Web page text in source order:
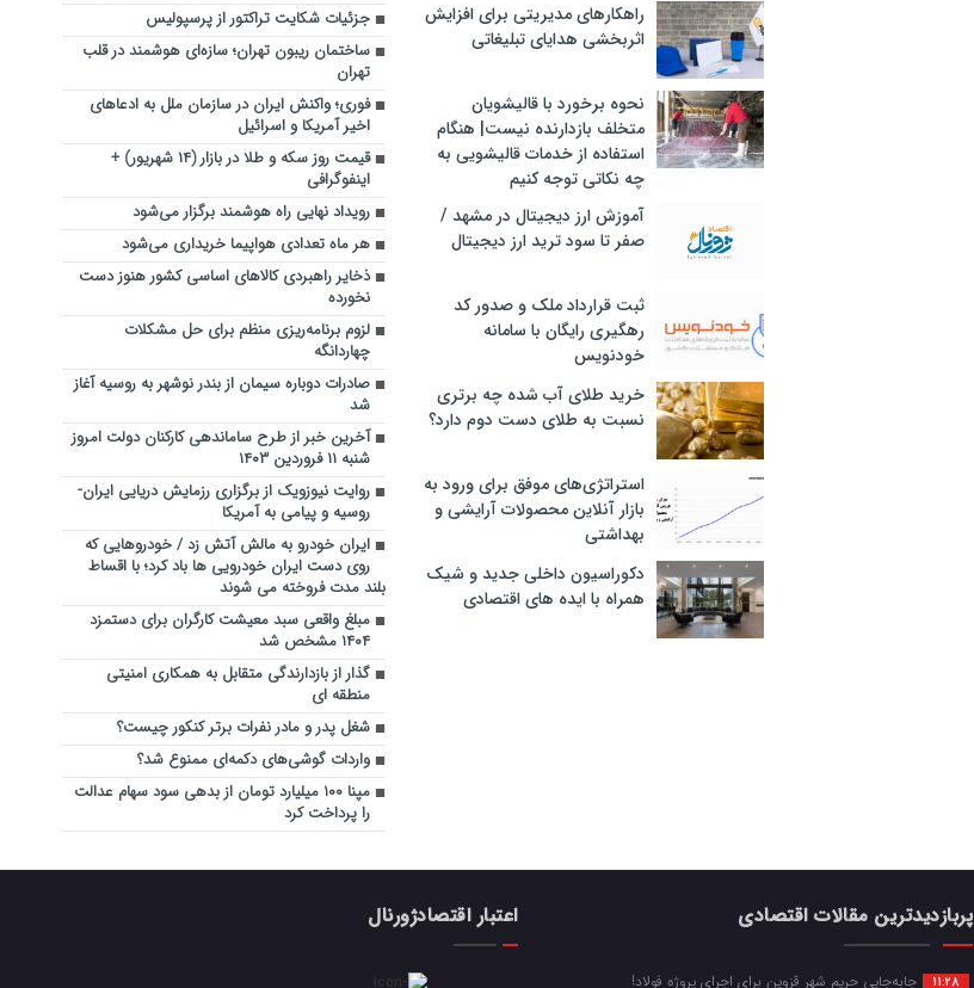
راهکارهای مدیریتی برای افزایش
اثربخشی هدایای تبلیغاتی
نحوه برخورد با قالیشویان
متخلف بازدارنده نیست| هنگام
استفاده از خدمات قالیشویی به
چه نکاتی توجه کنیم
آموزش ارز دیجیتال در مشهد /
صفر تا سود ترید ارز دیجیتال
ثبت قرارداد ملک و صدور کد
رهگیری رایگان با سامانه
خودنویس
خرید طلای آب شده چه برتری
نسبت به طلای دست دوم دارد؟
استراتژی‌های موفق برای ورود به
بازار آنلاین محصولات آرایشی و
بهداشتی
دکوراسیون داخلی جدید و شیک
همراه با ایده های اقتصادی
جزئیات شکایت تراکتور از پرسپولیس
ساختمان ریبون تهران؛ سازه‌ای هوشمند در قلب
تهران
فوری؛ واکنش ایران در سازمان ملل به ادعاهای
اخیر آمریکا و اسرائیل
قیمت روز سکه و طلا در بازار (۱۴ شهریور) +
اینفوگرافی
رویداد نهایی راه هوشمند برگزار می‌شود
هر ماه تعدادی هواپیما خریداری می‌شود
ذخایر راهبردی کالاهای اساسی کشور هنوز دست
نخورده
لزوم برنامه‌ریزی منظم برای حل مشکلات
چهاردانگه
صادرات دوباره سیمان از بندر نوشهر به روسیه آغاز
شد
آخرین خبر از طرح ساماندهی کارکنان دولت امروز
شنبه ۱۱ فروردین ۱۴۰۳
روایت نیوزویک از برگزاری رزمایش دریایی ایران-
روسیه و پیامی به آمریکا
ایران خودرو به مالش آتش زد / خودروهایی که
روی دست ایران خودرویی ها باد کرد؛ با اقساط
بلند مدت فروخته می شوند
مبلغ واقعی سبد معیشت کارگران برای دستمزد
۱۴۰۴ مشخص شد
گذار از بازدارندگی متقابل به همکاری امنیتی
منطقه ای
شغل پدر و مادر نفرات برتر کنکور چیست؟
واردات گوشی‌های دکمه‌ای ممنوع شد؟
مپنا ۱۰۰ میلیارد تومان از بدهی سود سهام عدالت
را پرداخت کرد
پربازدیدترین مقالات اقتصادی
11:28 جابه‌جایی حریم شهر قزوین برای اجرای پروژه فولاد!
اعتبار اقتصادژورنال